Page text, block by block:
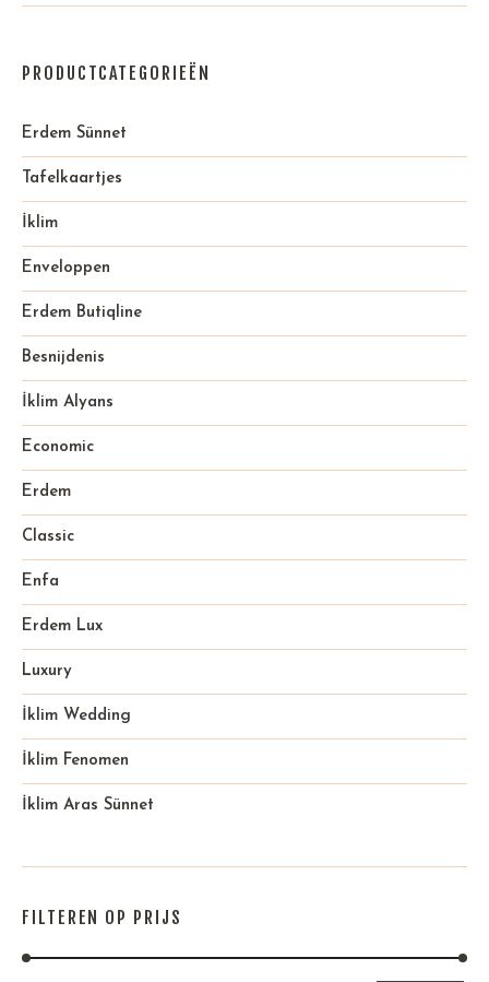
PRODUCTCATEGORIEËN
Erdem Sünnet
Tafelkaartjes
İklim
Enveloppen
Erdem Butiqline
Besnijdenis
İklim Alyans
Economic
Erdem
Classic
Enfa
Erdem Lux
Luxury
İklim Wedding
İklim Fenomen
İklim Aras Sünnet
FILTEREN OP PRIJS